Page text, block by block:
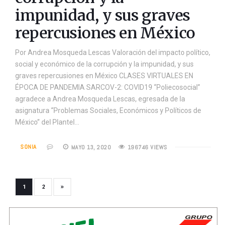
impunidad, y sus graves
repercusiones en México
Por Andrea Mosqueda Lescas Valoración del impacto político,
social y económico de la corrupción y la impunidad, y sus
graves repercusiones en México CLASES VIRTUALES EN
ÉPOCA DE PANDEMIA SARCOV-2: COVID19 “Poliecosocial”
agradece a Andrea Mosqueda Lescas, egresada de la
asignatura “Problemas Sociales, Económicos y Políticos de
México” del Plantel…
SONIA MAYO 13, 2020 196746 VIEWS
1 2 »